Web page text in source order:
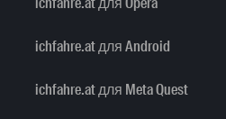
ichfahre.at для Android
ichfahre.at для Meta Quest